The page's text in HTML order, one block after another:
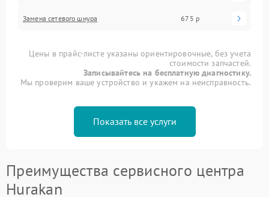
Замена сетевого шнура 675 р
Цены в прайс-листе указаны ориентировочные, без учета
стоимости запчастей.
Записывайтесь на бесплатную диагностику.
Мы проверим ваше устройство и укажем на неисправность.
Показать все услуги
Преимущества сервисного центра
Hurakan